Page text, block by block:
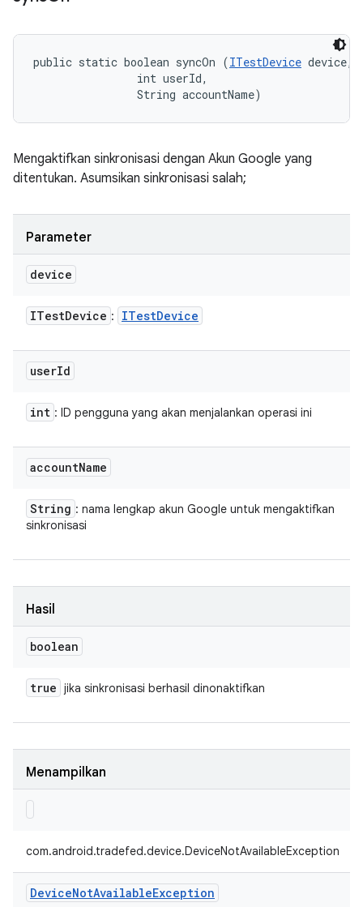
public static boolean syncOn (ITestDevice device,
                int userId,
                String accountName)
Mengaktifkan sinkronisasi dengan Akun Google yang
ditentukan. Asumsikan sinkronisasi salah;
Parameter
device
ITestDevice : ITestDevice
userId
int : ID pengguna yang akan menjalankan operasi ini
accountName
String : nama lengkap akun Google untuk mengaktifkan
sinkronisasi
Hasil
boolean
true jika sinkronisasi berhasil dinonaktifkan
Menampilkan
com.android.tradefed.device.DeviceNotAvailableException
DeviceNotAvailableException